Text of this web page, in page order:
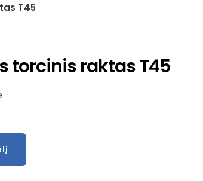
T45
torcinis raktas T45